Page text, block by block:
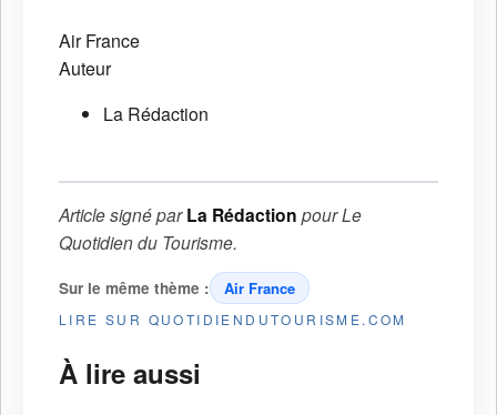
Air France
Auteur
La Rédaction
Article signé parLa Rédaction pourLe
Quotidien du Tourisme.
Sur le même thème : Air France
LIRE SUR QUOTIDIENDUTOURISME.COM
À lire aussi